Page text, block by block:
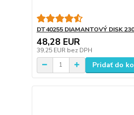
DT40255 DIAMANTOVÝ DISK
48,28 EUR
39,25 EUR bez DPH
Pridať do